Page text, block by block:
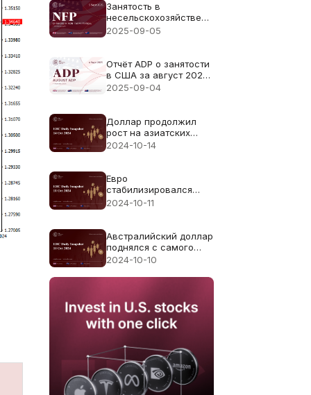
Занятость в
несельскохозяйственном
секторе (NFP) за
73 тыс. 78 тыс.
2025-09-05
Отчёт ADP о занятости
в США за август 2025
г. — Предыдущее: 104
2025-09-04
Доллар продолжил
рост на азиатских
торгах в понедельник
2024-10-14
Евро
стабилизировался
после отскока от
2024-10-11
Австралийский доллар
поднялся с самого
низкого уровня с
2024-10-10